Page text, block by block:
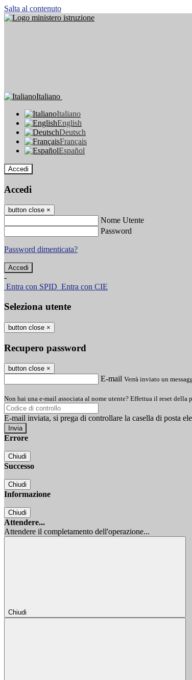
Salta al contenuto
Italiano
Italiano
English
Deutsch
Français
Español
Accedi
Accedi
button close ×
Nome Utente
Password
Password dimenticata?
-
Entra con SPID Entra con CIE
Seleziona utente
button close ×
Recupero password
button close ×
E-mail Verrà inviato un
Non hai una e-mail associata al nome utente? Effettua il reset della
E-mail inviata, si prega di controllare la casella di posta
Errore
Chiudi
Successo
Chiudi
Informazione
Chiudi
Attendere...
Attendere il completamento dell'operazione...
Chiudi